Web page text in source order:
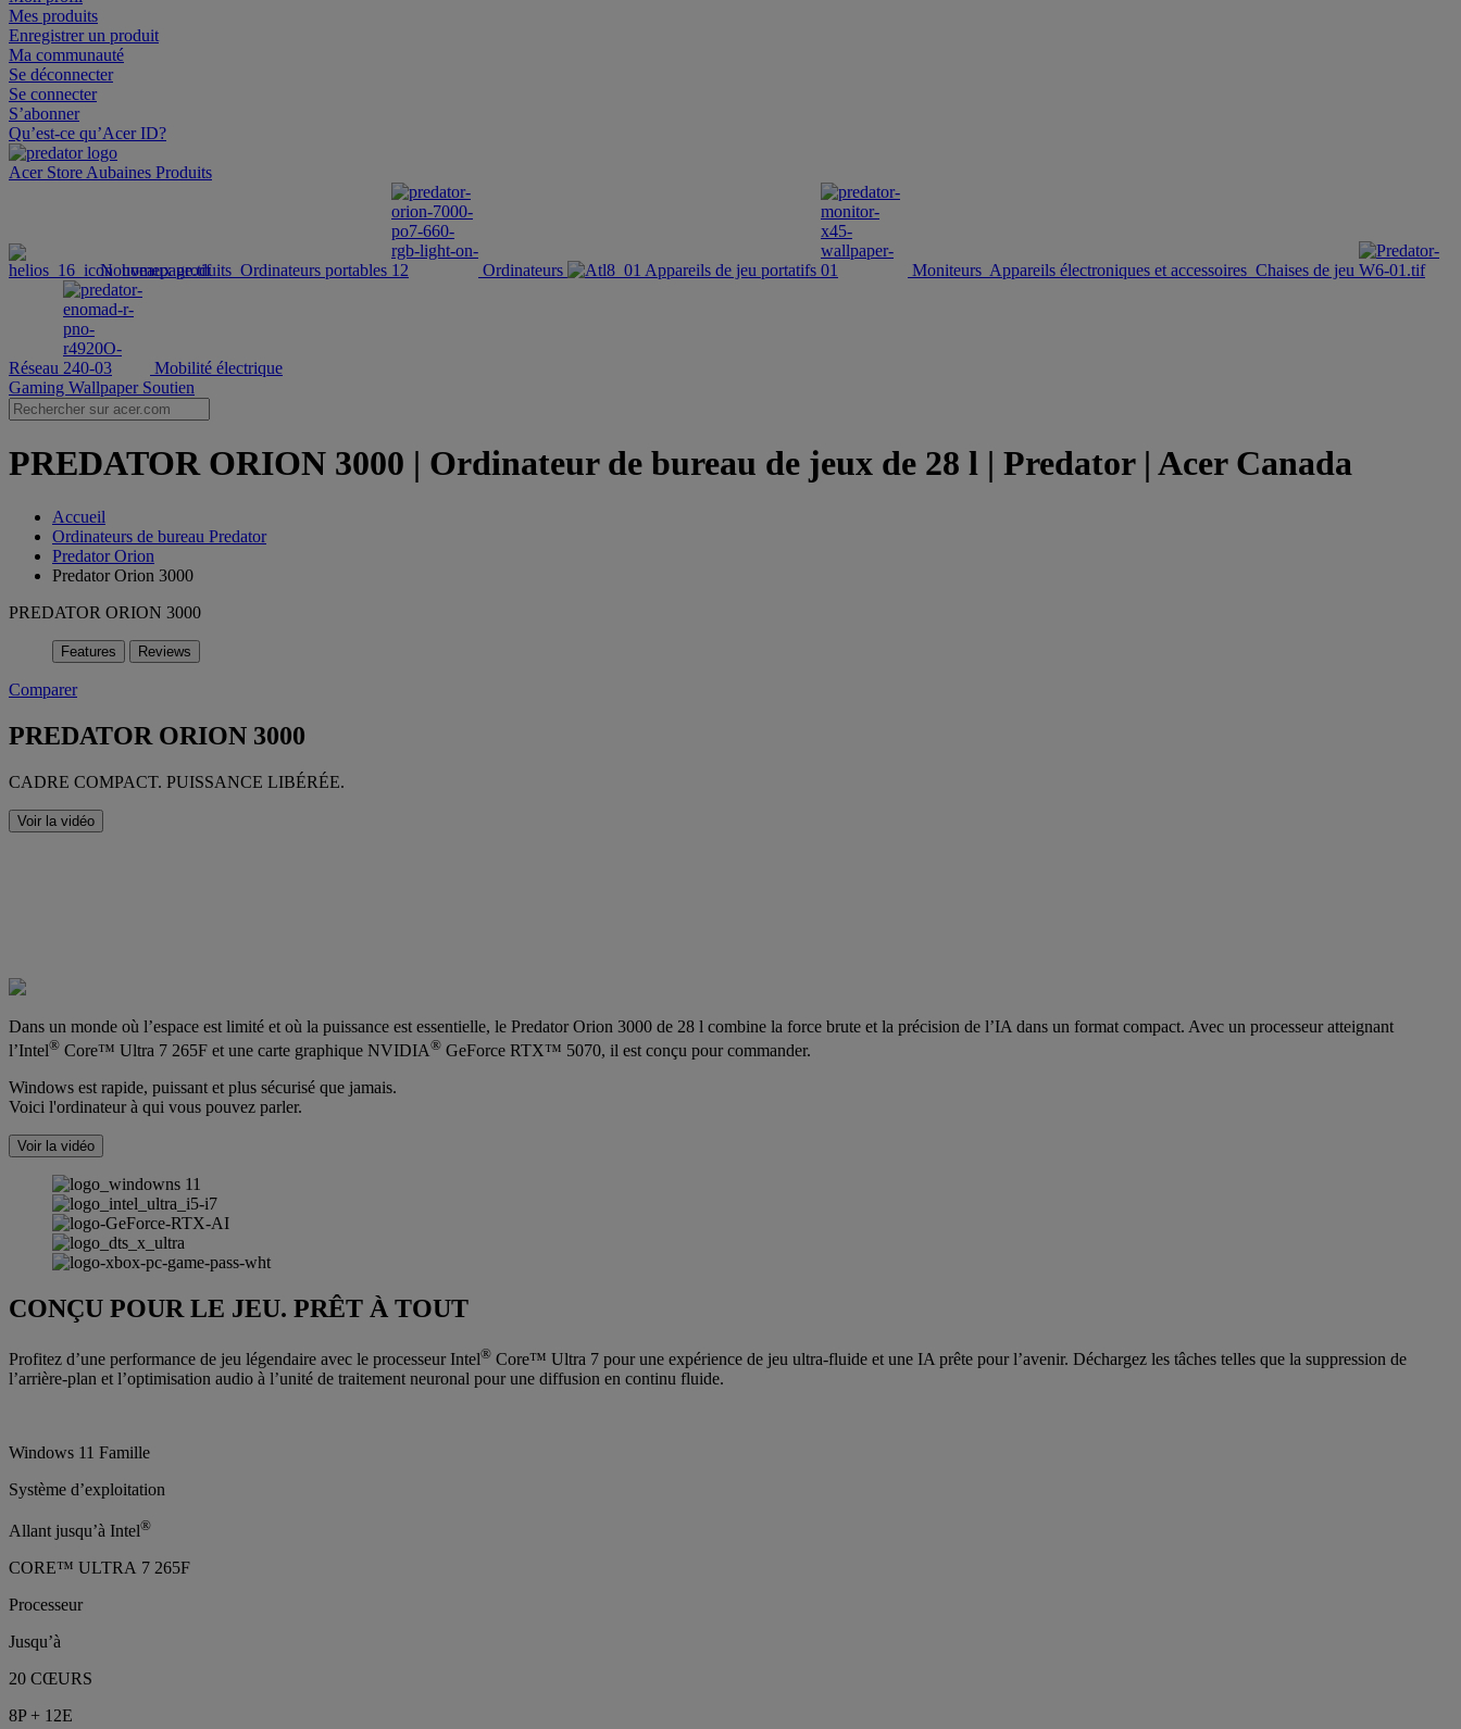
Mes produits
Enregistrer un produit
Ma communauté
Se déconnecter
Se connecter
S’abonner
Qu’est-ce qu’Acer ID?
Acer Store Aubaines Produits
Nouveaux produits Ordinateurs portables Ordinateurs Appareils de jeu portatifs Moniteurs Appareils électroniques et accessoires Chaises de jeu
Réseau
Mobilité électrique
Gaming Wallpaper Soutien
PREDATOR ORION 3000 | Ordinateur de bureau de jeux de 28 l | Predator | Acer Canada
Accueil
Ordinateurs de bureau Predator
Predator Orion
Predator Orion 3000
PREDATOR ORION 3000
Features Reviews
Comparer
PREDATOR ORION 3000
CADRE COMPACT. PUISSANCE LIBÉRÉE.
Voir la vidéo
Dans un monde où l’espace est limité et où la puissance est essentielle, le Predator Orion 3000 de 28 l combine la force brute et la précision de l’IA dans un format compact. Avec un processeur atteignant
l’Intel® Core™ Ultra 7 265F et une carte graphique NVIDIA® GeForce RTX™ 5070, il est conçu pour commander.
Windows est rapide, puissant et plus sécurisé que jamais.
Voici l'ordinateur à qui vous pouvez parler.
Voir la vidéo
CONÇU POUR LE JEU. PRÊT À TOUT
Profitez d’une performance de jeu légendaire avec le processeur Intel® Core™ Ultra 7 pour une expérience de jeu ultra-fluide et une IA prête pour l’avenir. Déchargez les tâches telles que la suppression de
l’arrière-plan et l’optimisation audio à l’unité de traitement neuronal pour une diffusion en continu fluide.
Windows 11 Famille
Système d’exploitation
Allant jusqu’à Intel®
CORE™ ULTRA 7 265F
Processeur
Jusqu’à
20 CŒURS
8P + 12E